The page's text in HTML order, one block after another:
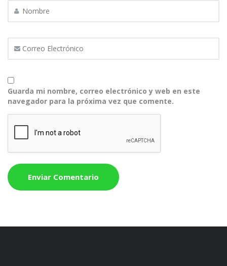
Guarda mi nombre, correo electrónico y web en este
navegador para la próxima vez que comente.